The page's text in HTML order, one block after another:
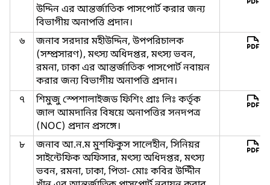
উদ্দিন এর আন্তর্জাতিক পাসপোর্ট করার জন্য
বিভাগীয় অনাপত্তি প্রদান।
৬
জনাব সরদার মহীউদ্দিন, উপপরিচালক
(সম্প্রসারণ), মৎস্য অধিদপ্তর, মৎস্য ভবন,
রমনা, ঢাকা এর আন্তর্জাতিক পাসপোর্ট নবায়ন
করার জন্য বিভাগীয় অনাপত্তি প্রদান।
৭
শিমুজু স্পেশালাইজড ফিশিং প্রাঃ লিঃ কর্তৃক
জাল আমদানির বিষয়ে অনাপত্তির সনদপত্র
(NOC) প্রদান প্রসঙ্গে।
৮
জনাব আ.ন.ম মুশফিকুস সালেহীন, সিনিয়র
সাইন্টেফিক অফিসার, মৎস্য অধিদপ্তর, মৎস্য
ভবন, রমনা, ঢাকা, পিতা- মোঃ কবির উদ্দিীন